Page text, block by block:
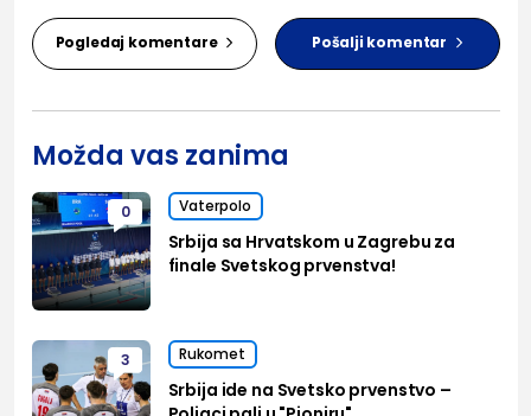
Pogledaj komentare Pošalji komentar
Možda vas zanima
0 Vaterpolo
Srbija sa Hrvatskom u Zagrebu za
finale Svetskog prvenstva!
3 Rukomet
Srbija ide na Svetsko prvenstvo –